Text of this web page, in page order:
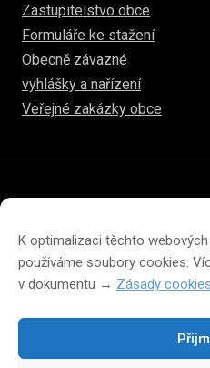
K optimalizaci těchto
používáme soubory cookies.
v dokumentu → Zásady cookies
Zastupitelstvo obce
Formuláře ke stažení
Obecně závazné
vyhlášky a nařízení
Veřejné zakázky obce
Prohlášení o přístupnosti
Zásady cookies (EU)
Změna velikosti písma na